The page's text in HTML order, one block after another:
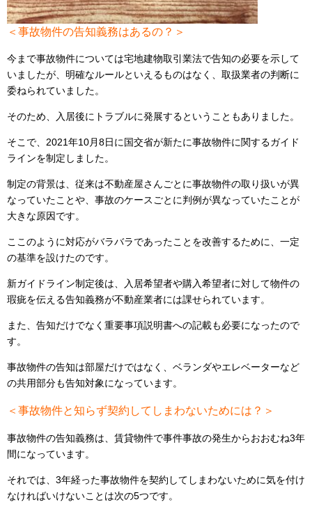
＜事故物件の告知義務はあるの？＞
今まで事故物件については宅地建物取引業法で告知の必要を示して
いましたが、明確なルールといえるものはなく、取扱業者の判断に
委ねられていました。
そのため、入居後にトラブルに発展するということもありました。
そこで、2021年10月8日に国交省が新たに事故物件に関するガイド
ラインを制定しました。
制定の背景は、従来は不動産屋さんごとに事故物件の取り扱いが異
なっていたことや、事故のケースごとに判例が異なっていたことが
大きな原因です。
ここのように対応がバラバラであったことを改善するために、一定
の基準を設けたのです。
新ガイドライン制定後は、入居希望者や購入希望者に対して物件の
瑕疵を伝える告知義務が不動産業者には課せられています。
また、告知だけでなく重要事項説明書への記載も必要になったので
す。
事故物件の告知は部屋だけではなく、ベランダやエレベーターなど
の共用部分も告知対象になっています。
＜事故物件と知らず契約してしまわないためには？＞
事故物件の告知義務は、賃貸物件で事件事故の発生からおおむね3年
間になっています。
それでは、3年経った事故物件を契約してしまわないために気を付け
なければいけないことは次の5つです。